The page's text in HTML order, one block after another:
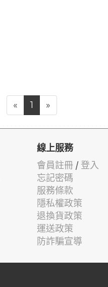
« 1 »
線上服務
會員註冊 / 登入
忘記密碼
服務條款
隱私權政策
退換貨政策
運送政策
防詐騙宣導